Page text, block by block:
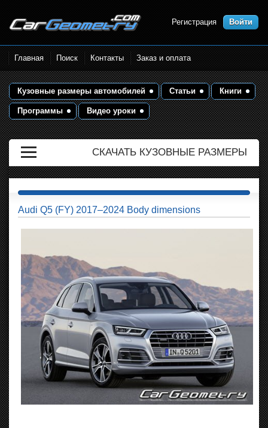
Размеры кузова автомобилей.
Контрольные точки и кузовные
размеры. Геометрия кузова
Регистрация Войти
Главная Поиск Контакты Заказ и оплата
Кузовные размеры автомобилей Статьи Книги
Программы Видео уроки
СКАЧАТЬ КУЗОВНЫЕ РАЗМЕРЫ
Audi Q5 (FY) 2017–2024 Body dimensions